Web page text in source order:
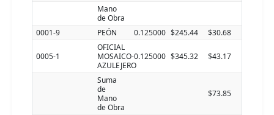
Mano
de Obra
0001-9
PEÓN 0.125000 $245.44 $30.68
0005-1
OFICIAL
MOSAICO-
AZULEJERO
0.125000 $345.32 $43.17
Suma
de
Mano
de Obra
$73.85